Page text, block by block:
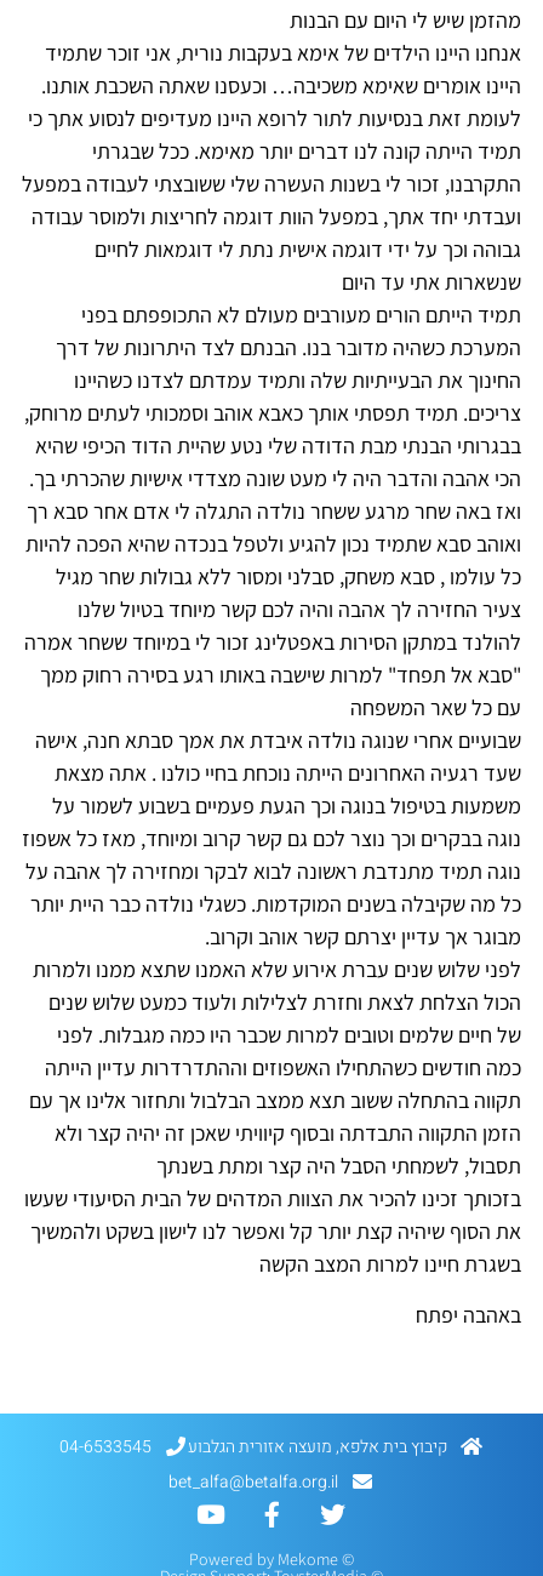
מהזמן שיש לי היום עם הבנות
אנחנו היינו הילדים של אימא בעקבות נורית, אני זוכר שתמיד
היינו אומרים שאימא משכיבה… וכעסנו שאתה השכבת אותנו.
לעומת זאת בנסיעות לתור לרופא היינו מעדיפים לנסוע אתך כי
תמיד הייתה קונה לנו דברים יותר מאימא. ככל שבגרתי
התקרבנו, זכור לי בשנות העשרה שלי ששובצתי לעבודה במפעל
ועבדתי יחד אתך, במפעל הוות דוגמה לחריצות ולמוסר עבודה
גבוהה וכך על ידי דוגמה אישית נתת לי דוגמאות לחיים
שנשארות אתי עד היום
תמיד הייתם הורים מעורבים מעולם לא התכופפתם בפני
המערכת כשהיה מדובר בנו. הבנתם לצד היתרונות של דרך
החינוך את הבעייתיות שלה ותמיד עמדתם לצדנו כשהיינו
צריכים. תמיד תפסתי אותך כאבא אוהב וסמכותי לעתים מרוחק,
בבגרותי הבנתי מבת הדודה שלי נטע שהיית הדוד הכיפי שהיא
הכי אהבה והדבר היה לי מעט שונה מצדדי אישיות שהכרתי בך.
ואז באה שחר מרגע ששחר נולדה התגלה לי אדם אחר סבא רך
ואוהב סבא שתמיד נכון להגיע ולטפל בנכדה שהיא הפכה להיות
כל עולמו , סבא משחק, סבלני ומסור ללא גבולות שחר מגיל
צעיר החזירה לך אהבה והיה לכם קשר מיוחד בטיול שלנו
להולנד במתקן הסירות באפטלינג זכור לי במיוחד ששחר אמרה
"סבא אל תפחד" למרות שישבה באותו רגע בסירה רחוק ממך
עם כל שאר המשפחה
שבועיים אחרי שנוגה נולדה איבדת את אמך סבתא חנה, אישה
שעד רגעיה האחרונים הייתה נוכחת בחיי כולנו . אתה מצאת
משמעות בטיפול בנוגה וכך הגעת פעמיים בשבוע לשמור על
נוגה בבקרים וכך נוצר לכם גם קשר קרוב ומיוחד, מאז כל אשפוז
נוגה תמיד מתנדבת ראשונה לבוא לבקר ומחזירה לך אהבה על
כל מה שקיבלה בשנים המוקדמות. כשגלי נולדה כבר היית יותר
מבוגר אך עדיין יצרתם קשר אוהב וקרוב.
לפני שלוש שנים עברת אירוע שלא האמנו שתצא ממנו ולמרות
הכול הצלחת לצאת וחזרת לצלילות ולעוד כמעט שלוש שנים
של חיים שלמים וטובים למרות שכבר היו כמה מגבלות. לפני
כמה חודשים כשהתחילו האשפוזים וההתדרדרות עדיין הייתה
תקווה בהתחלה ששוב תצא ממצב הבלבול ותחזור אלינו אך עם
הזמן התקווה התבדתה ובסוף קיוויתי שאכן זה יהיה קצר ולא
תסבול, לשמחתי הסבל היה קצר ומתת בשנתך
בזכותך זכינו להכיר את הצוות המדהים של הבית הסיעודי שעשו
את הסוף שיהיה קצת יותר קל ואפשר לנו לישון בשקט ולהמשיך
בשגרת חיינו למרות המצב הקשה
באהבה יפתח
קיבוץ בית אלפא, מועצה אזורית הגלבוע
04-6533545
bet_alfa@betalfa.org.il
© Powered by
Mekome